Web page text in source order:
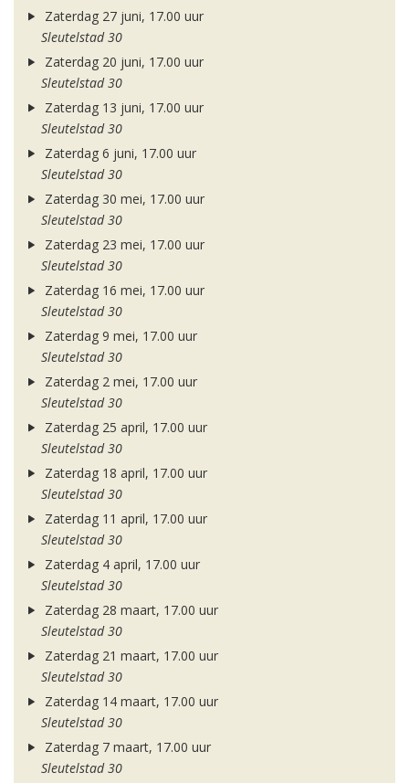
Zaterdag 27 juni, 17.00 uur
Sleutelstad 30
Zaterdag 20 juni, 17.00 uur
Sleutelstad 30
Zaterdag 13 juni, 17.00 uur
Sleutelstad 30
Zaterdag 6 juni, 17.00 uur
Sleutelstad 30
Zaterdag 30 mei, 17.00 uur
Sleutelstad 30
Zaterdag 23 mei, 17.00 uur
Sleutelstad 30
Zaterdag 16 mei, 17.00 uur
Sleutelstad 30
Zaterdag 9 mei, 17.00 uur
Sleutelstad 30
Zaterdag 2 mei, 17.00 uur
Sleutelstad 30
Zaterdag 25 april, 17.00 uur
Sleutelstad 30
Zaterdag 18 april, 17.00 uur
Sleutelstad 30
Zaterdag 11 april, 17.00 uur
Sleutelstad 30
Zaterdag 4 april, 17.00 uur
Sleutelstad 30
Zaterdag 28 maart, 17.00 uur
Sleutelstad 30
Zaterdag 21 maart, 17.00 uur
Sleutelstad 30
Zaterdag 14 maart, 17.00 uur
Sleutelstad 30
Zaterdag 7 maart, 17.00 uur
Sleutelstad 30